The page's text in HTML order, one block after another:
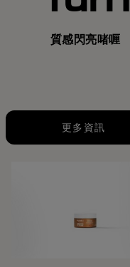
質感閃亮啫喱
更多資訊